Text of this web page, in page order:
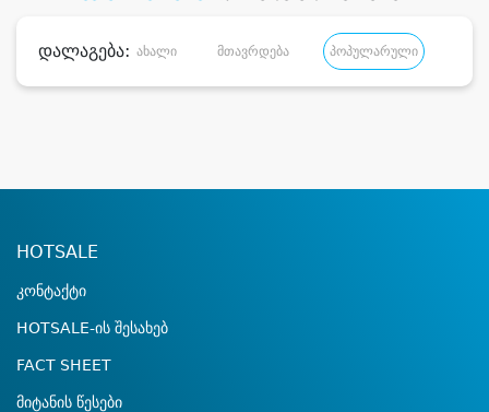
დალაგება: ახალი მთავრდება პოპულარული
HOTSALE
კონტაქტი
HOTSALE-ის შესახებ
FACT SHEET
მიტანის წესები